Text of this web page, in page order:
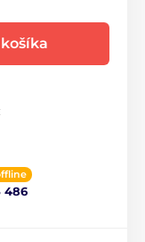
486